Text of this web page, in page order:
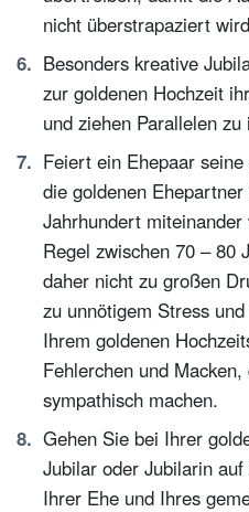
nicht überstrapaziert
Besonders kreative
zur goldenen Hochzeit
und ziehen Parallelen
Feiert ein Ehepaar
die goldenen
Jahrhundert
Regel zwischen 70 – 80
daher nicht zu großen
zu unnötigem Stress
Ihrem goldenen
Fehlerchen und
sympathisch machen.
Gehen Sie bei Ihrer
Jubilar oder Jubilarin
Ihrer Ehe und Ihres